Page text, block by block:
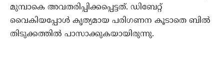
മുമ്പാകെ അവതരിപ്പിക്കപ്പെട്ടത്. ഡിബേറ്റ്
വൈകിയപ്പോള്‍ കൃത്യമായ പരിഗണന കൂടാതെ ബില്‍
തിടുക്കത്തില്‍ പാസാക്കുകയായിരുന്നു.